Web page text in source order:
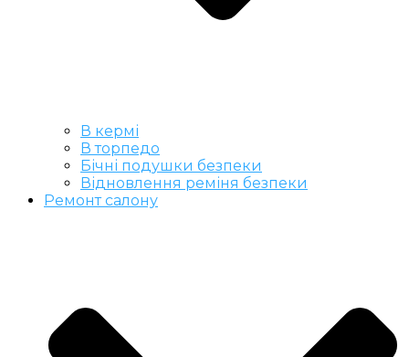
В кермі
В торпедо
Бічні подушки безпеки
Відновлення реміня безпеки
Ремонт салону